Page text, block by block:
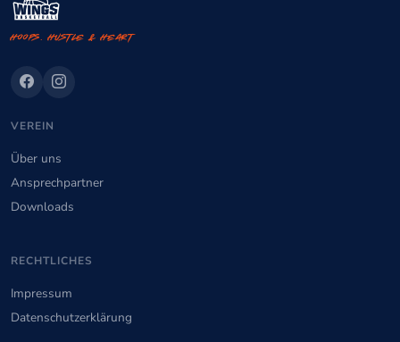
Hoops. Hustle & Heart
VEREIN
Über uns
Ansprechpartner
Downloads
RECHTLICHES
Impressum
Datenschutzerklärung